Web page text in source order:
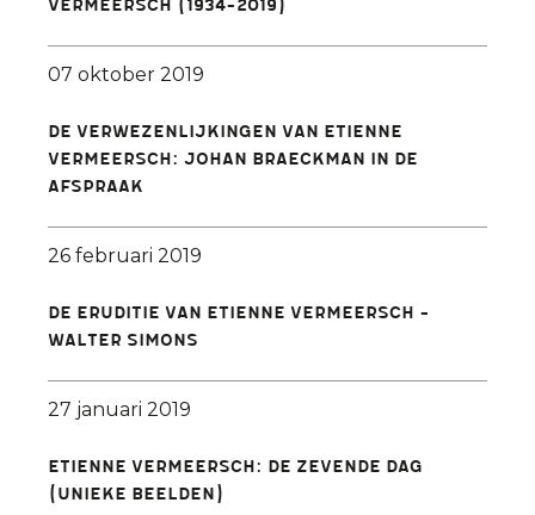
Vermeersch (1934-2019)
07 oktober 2019
De verwezenlijkingen van Etienne
Vermeersch: Johan Braeckman in De
Afspraak
26 februari 2019
De eruditie van Etienne Vermeersch -
Walter Simons
27 januari 2019
Etienne Vermeersch: De Zevende Dag
(unieke beelden)